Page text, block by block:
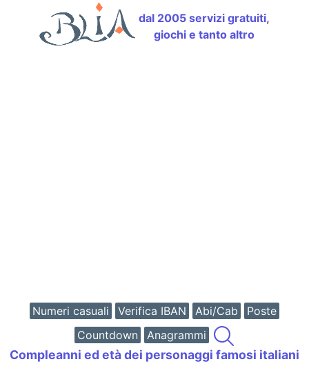
dal 2005 servizi gratuiti,
giochi e tanto altro
Numeri casuali Verifica IBAN Abi/Cab
Poste
Countdown
Anagrammi
Compleanni ed età dei personaggi famosi italiani